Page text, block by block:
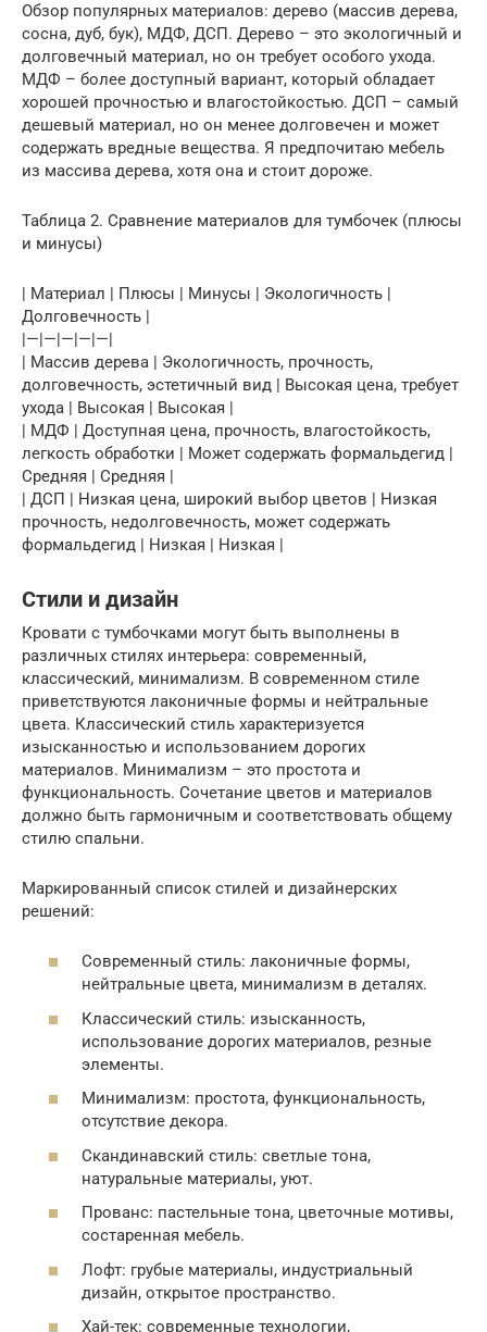
Обзор популярных материалов: дерево (массив дерева,
сосна, дуб, бук), МДФ, ДСП. Дерево – это экологичный и
долговечный материал, но он требует особого ухода.
МДФ – более доступный вариант, который обладает
хорошей прочностью и влагостойкостью. ДСП – самый
дешевый материал, но он менее долговечен и может
содержать вредные вещества. Я предпочитаю мебель
из массива дерева, хотя она и стоит дороже.
Таблица 2. Сравнение материалов для тумбочек (плюсы
и минусы)
| Материал | Плюсы | Минусы | Экологичность |
Долговечность |
|—|—|—|—|—|
| Массив дерева | Экологичность, прочность,
долговечность, эстетичный вид | Высокая цена, требует
ухода | Высокая | Высокая |
| МДФ | Доступная цена, прочность, влагостойкость,
легкость обработки | Может содержать формальдегид |
Средняя | Средняя |
| ДСП | Низкая цена, широкий выбор цветов | Низкая
прочность, недолговечность, может содержать
формальдегид | Низкая | Низкая |
Стили и дизайн
Кровати с тумбочками могут быть выполнены в
различных стилях интерьера: современный,
классический, минимализм. В современном стиле
приветствуются лаконичные формы и нейтральные
цвета. Классический стиль характеризуется
изысканностью и использованием дорогих
материалов. Минимализм – это простота и
функциональность. Сочетание цветов и материалов
должно быть гармоничным и соответствовать общему
стилю спальни.
Маркированный список стилей и дизайнерских
решений:
Современный стиль: лаконичные формы,
нейтральные цвета, минимализм в деталях.
Классический стиль: изысканность,
использование дорогих материалов, резные
элементы.
Минимализм: простота, функциональность,
отсутствие декора.
Скандинавский стиль: светлые тона,
натуральные материалы, уют.
Прованс: пастельные тона, цветочные мотивы,
состаренная мебель.
Лофт: грубые материалы, индустриальный
дизайн, открытое пространство.
Хай-тек: современные технологии,